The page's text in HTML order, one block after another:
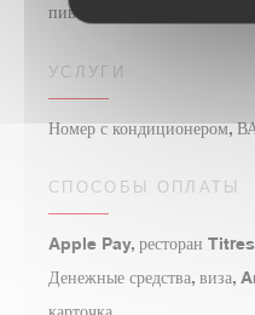
пивной бар
УСЛУГИ
Номер с кондиционером,
СПОСОБЫ ОПЛАТЫ
Apple Pay, ресторан
Денежные средства, виза,
карточка